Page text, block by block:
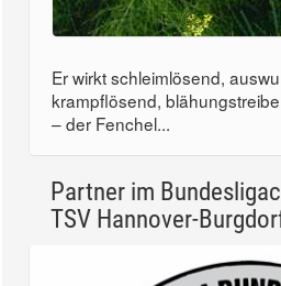
Er wirkt schleimlösend,
krampflösend,
– der Fenchel...
Partner im
TSV Hannover-